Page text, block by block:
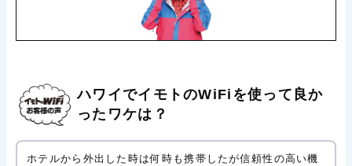
ハワイでイモトのWiFiを使って良か
ったワケは？
ホテルから外出した時は何時も携帯したが信頼性の高い機